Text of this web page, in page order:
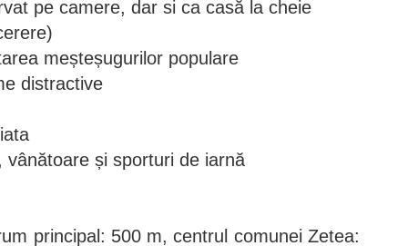
pe camere, dar si ca casă la cheie
meșteșugurilor populare
distractive
și sporturi de iarnă
principal: 500 m, centrul comunei Zetea: